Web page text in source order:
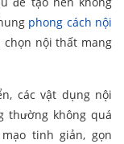
phong cách nội
chọn nội thất mang
các vật dụng nội
thường không quá
tinh giản, gọn